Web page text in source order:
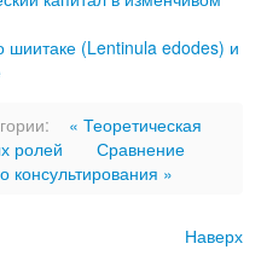
шиитаке (Lentinula edodes) и
« Теоретическая
ролей
Сравнение
консультирования »
Наверх